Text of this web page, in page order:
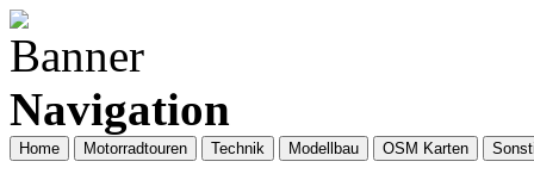
Navigation
Home Motorradtouren Technik Modellbau OSM Karten